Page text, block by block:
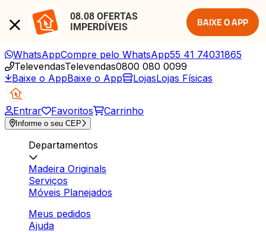
08.08 OFERTAS
IMPERDÍVEIS
BAIXE O APP
WhatsAppCompre pelo WhatsApp55 41 74031865
TelevendasTelevendas0800 080 0099
Baixe o AppBaixe o App LojasLojas Físicas
Entrar Favoritos Carrinho
Informe o seu CEP
Departamentos
Madeira Originals
Serviços
Móveis Planejados
Meus pedidos
Ajuda